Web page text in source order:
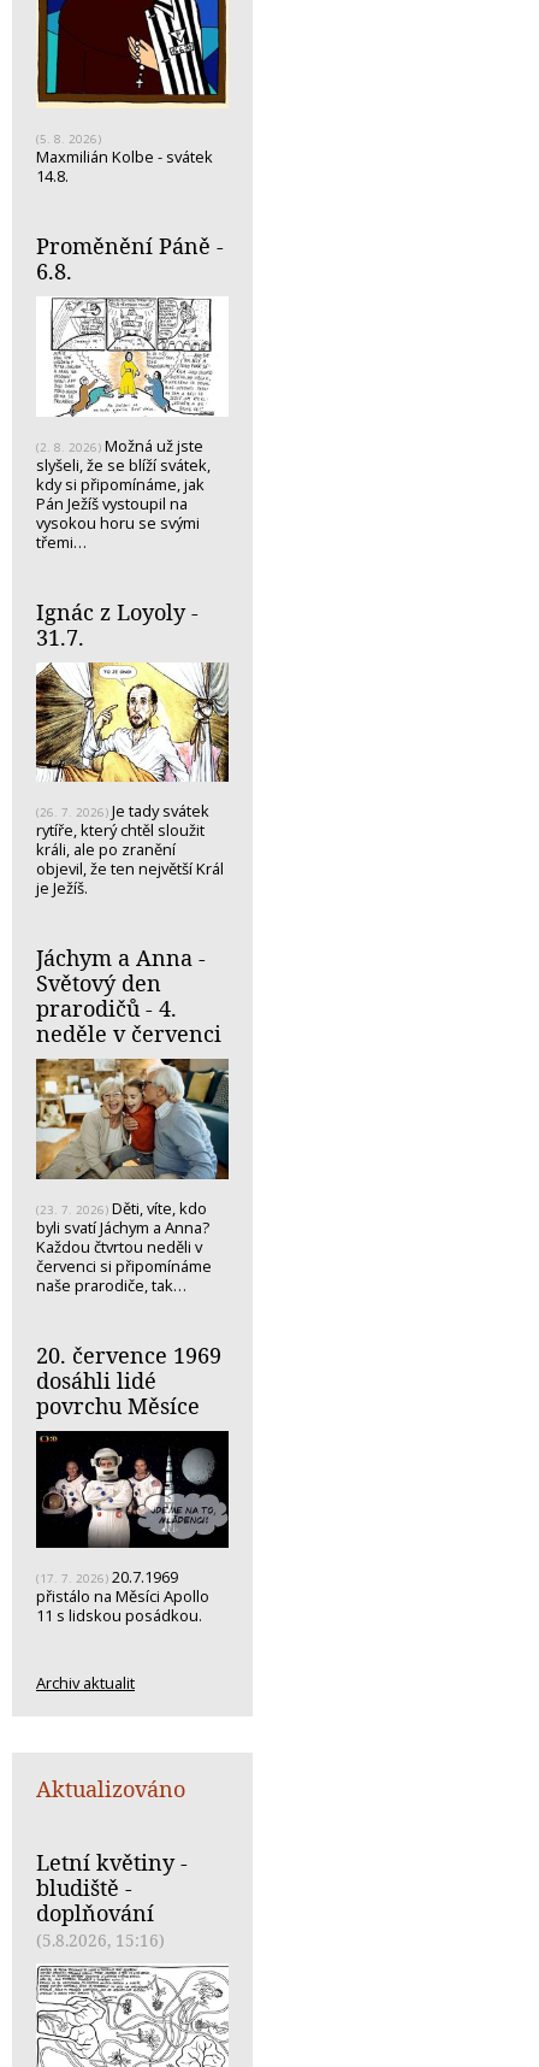
(5. 8. 2026)
Maxmilián Kolbe - svátek
14.8.
Proměnění Páně -
6.8.
(2. 8. 2026) Možná už jste
slyšeli, že se blíží svátek,
kdy si připomínáme, jak
Pán Ježíš vystoupil na
vysokou horu se svými
třemi…
Ignác z Loyoly -
31.7.
(26. 7. 2026) Je tady svátek
rytíře, který chtěl sloužit
králi, ale po zranění
objevil, že ten největší Král
je Ježíš.
Jáchym a Anna -
Světový den
prarodičů - 4.
neděle v červenci
(23. 7. 2026) Děti, víte, kdo
byli svatí Jáchym a Anna?
Každou čtvrtou neděli v
červenci si připomínáme
naše prarodiče, tak…
20. července 1969
dosáhli lidé
povrchu Měsíce
(17. 7. 2026) 20.7.1969
přistálo na Měsíci Apollo
11 s lidskou posádkou.
Archiv aktualit
Aktualizováno
Letní květiny -
bludiště -
doplňování
(5.8.2026, 15:16)